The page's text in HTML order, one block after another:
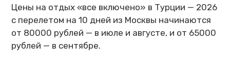
Цены на отдых «все включено» в Турции — 2026
с перелетом на 10 дней из Москвы начинаются
от 80000 рублей — в июле и августе, и от 65000
рублей — в сентябре.